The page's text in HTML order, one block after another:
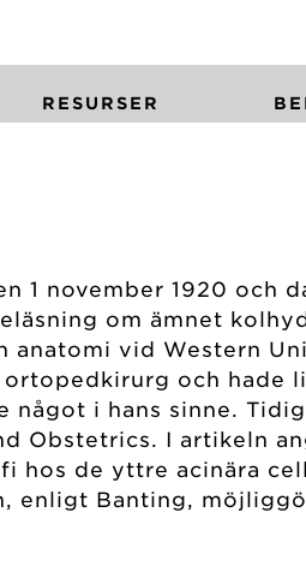
RESURSER
november 1920 och
om ämnet
vid Western
och hade
i hans sinne.
Obstetrics. I artikeln
hos de yttre acinära
enligt Banting,